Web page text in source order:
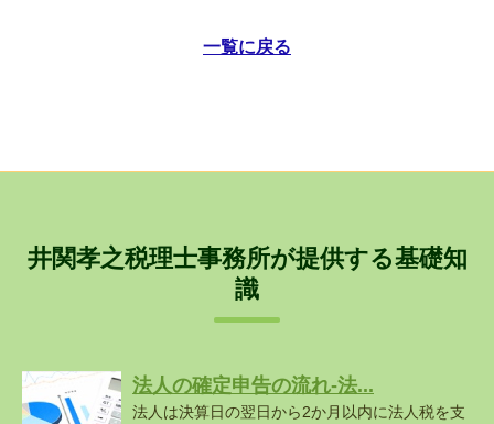
一覧に戻る
井関孝之税理士事務所が提供する基礎知
識
法人の確定申告の流れ-法...
法人は決算日の翌日から2か月以内に法人税を支